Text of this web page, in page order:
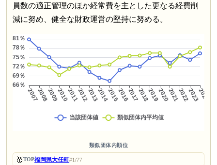
員数の適正管理のほか経常費を主とした更なる経費削
減に努め、健全な財政運営の堅持に努める。
類似団体内順位
🥇TOP福岡県大任町#1/77